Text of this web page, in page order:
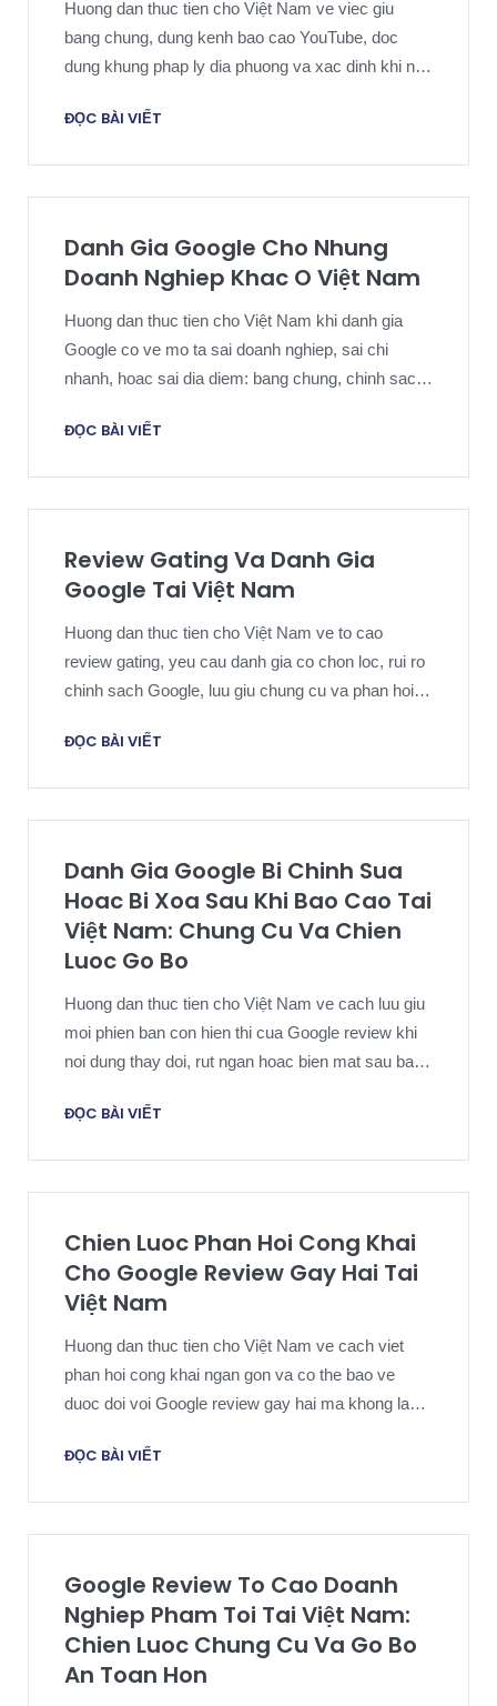
Huong dan thuc tien cho Việt Nam ve viec giu
bang chung, dung kenh bao cao YouTube, doc
dung khung phap ly dia phuong va xac dinh khi nao
ĐỌC BÀI VIẾT
Danh Gia Google Cho Nhung
Doanh Nghiep Khac O Việt Nam
Huong dan thuc tien cho Việt Nam khi danh gia
Google co ve mo ta sai doanh nghiep, sai chi
nhanh, hoac sai dia diem: bang chung, chinh sach
ĐỌC BÀI VIẾT
Review Gating Va Danh Gia
Google Tai Việt Nam
Huong dan thuc tien cho Việt Nam ve to cao
review gating, yeu cau danh gia co chon loc, rui ro
chinh sach Google, luu giu chung cu va phan hoi
ĐỌC BÀI VIẾT
Danh Gia Google Bi Chinh Sua
Hoac Bi Xoa Sau Khi Bao Cao Tai
Việt Nam: Chung Cu Va Chien
Luoc Go Bo
Huong dan thuc tien cho Việt Nam ve cach luu giu
moi phien ban con hien thi cua Google review khi
noi dung thay doi, rut ngan hoac bien mat sau bao
ĐỌC BÀI VIẾT
Chien Luoc Phan Hoi Cong Khai
Cho Google Review Gay Hai Tai
Việt Nam
Huong dan thuc tien cho Việt Nam ve cach viet
phan hoi cong khai ngan gon va co the bao ve
duoc doi voi Google review gay hai ma khong lam
ĐỌC BÀI VIẾT
Google Review To Cao Doanh
Nghiep Pham Toi Tai Việt Nam:
Chien Luoc Chung Cu Va Go Bo
An Toan Hon